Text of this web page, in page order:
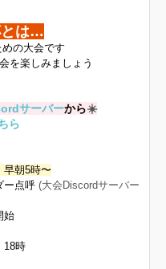
とは…
の大会です
を楽しみましょう
サーバーから☀️
ら
早朝5時〜
呼 (大会Discordサーバー
時